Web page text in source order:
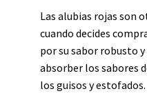
Las alubias rojas son
cuando decides
por su sabor robusto y
absorber los sabores
los guisos y estofados.